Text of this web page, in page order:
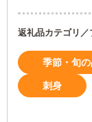
返礼品カテゴリ／
季節・旬
刺身